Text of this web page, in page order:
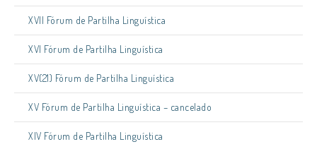
XVII Fórum de Partilha Linguística
XVI Fórum de Partilha Linguística
XV(21) Fórum de Partilha Linguística
XV Fórum de Partilha Linguística – cancelado
XIV Fórum de Partilha Linguística